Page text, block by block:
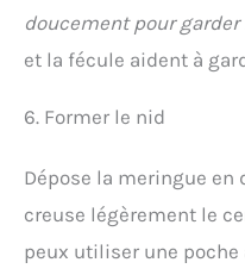
doucement pour
et la fécule aident à
6. Former le nid
Dépose la meringue en
creuse légèrement le
peux utiliser une